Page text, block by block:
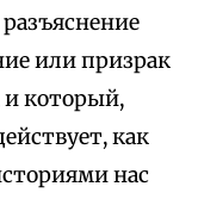
или призрак
и который,
как
нас